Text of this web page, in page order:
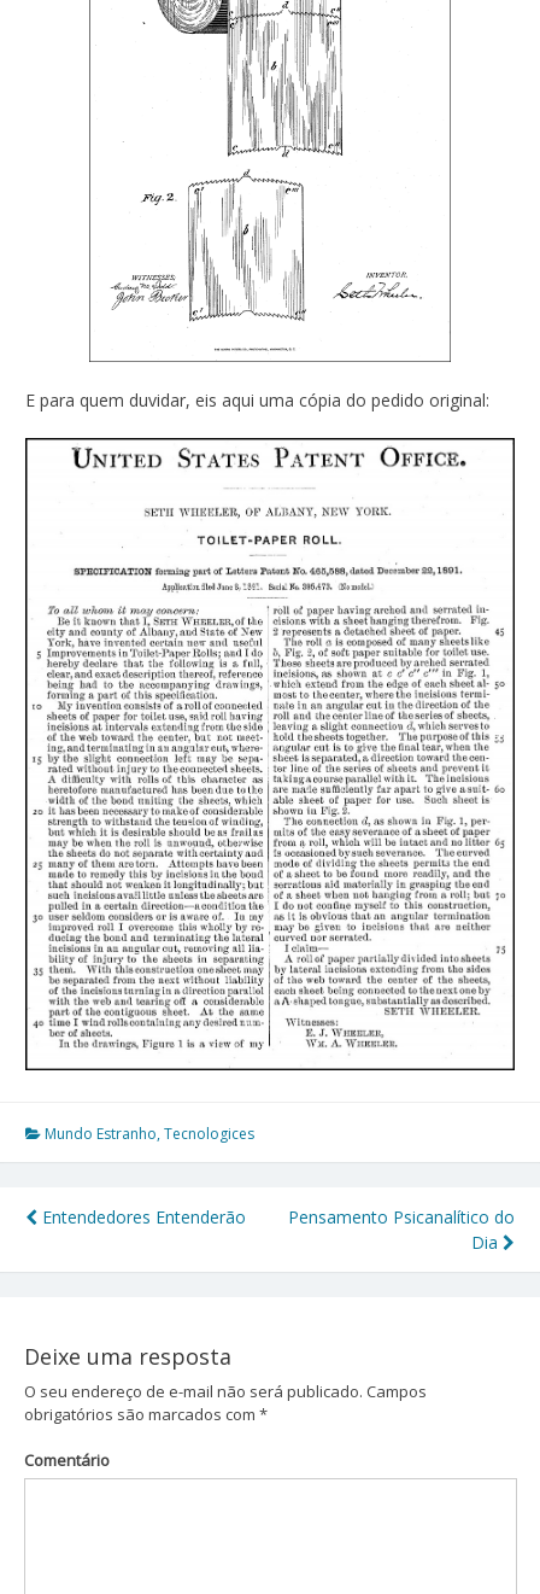
E para quem duvidar, eis aqui uma cópia do pedido original:
Mundo Estranho,Tecnologices
de
Entendedores Entenderão
Pensamento Psicanalítico do
Dia
Deixe uma resposta
O seu endereço de e-mail não será publicado. Campos
obrigatórios são marcados com *
Comentário